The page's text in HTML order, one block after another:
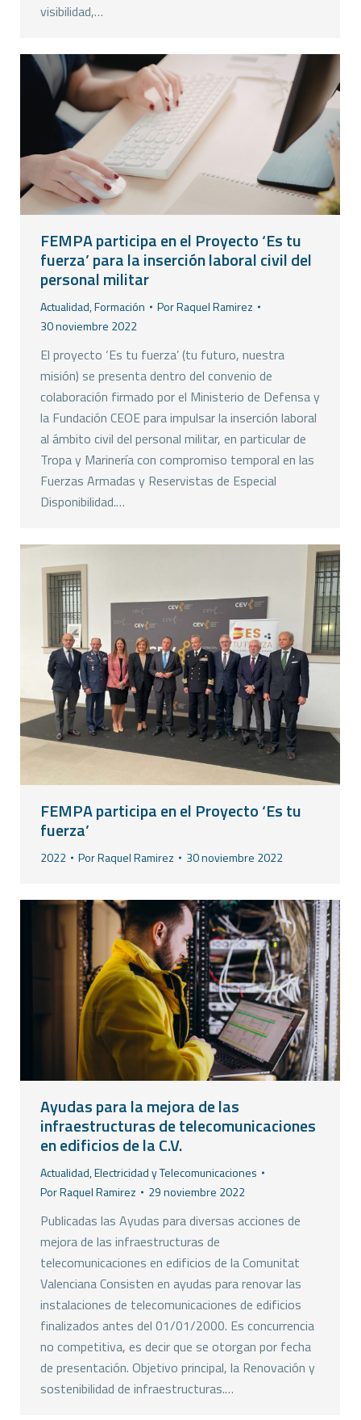
visibilidad,…
FEMPA participa en el Proyecto ‘Es tu
fuerza’ para la inserción laboral civil del
personal militar
Actualidad,Formación PorRaquel Ramirez
30 noviembre 2022
El proyecto ‘Es tu fuerza’ (tu futuro, nuestra
misión) se presenta dentro del convenio de
colaboración firmado por el Ministerio de Defensa y
la Fundación CEOE para impulsar la inserción laboral
al ámbito civil del personal militar, en particular de
Tropa y Marinería con compromiso temporal en las
Fuerzas Armadas y Reservistas de Especial
Disponibilidad.…
FEMPA participa en el Proyecto ‘Es tu
fuerza’
2022 PorRaquel Ramirez 30 noviembre 2022
Ayudas para la mejora de las
infraestructuras de telecomunicaciones
en edificios de la C.V.
Actualidad,Electricidad y Telecomunicaciones
PorRaquel Ramirez 29 noviembre 2022
Publicadas las Ayudas para diversas acciones de
mejora de las infraestructuras de
telecomunicaciones en edificios de la Comunitat
Valenciana Consisten en ayudas para renovar las
instalaciones de telecomunicaciones de edificios
finalizados antes del 01/01/2000. Es concurrencia
no competitiva, es decir que se otorgan por fecha
de presentación. Objetivo principal, la Renovación y
sostenibilidad de infraestructuras.…